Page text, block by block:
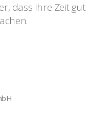
dass Ihre Zeit